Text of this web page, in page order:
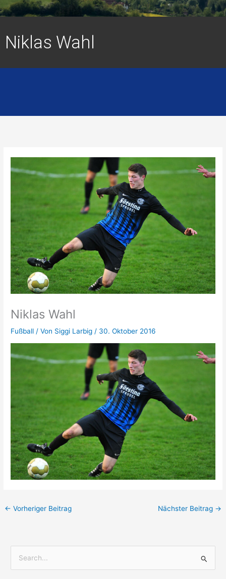
Niklas Wahl
Niklas Wahl
Fußball / Von Siggi Larbig/ 30. Oktober 2016
← Vorheriger Beitrag Nächster Beitrag →